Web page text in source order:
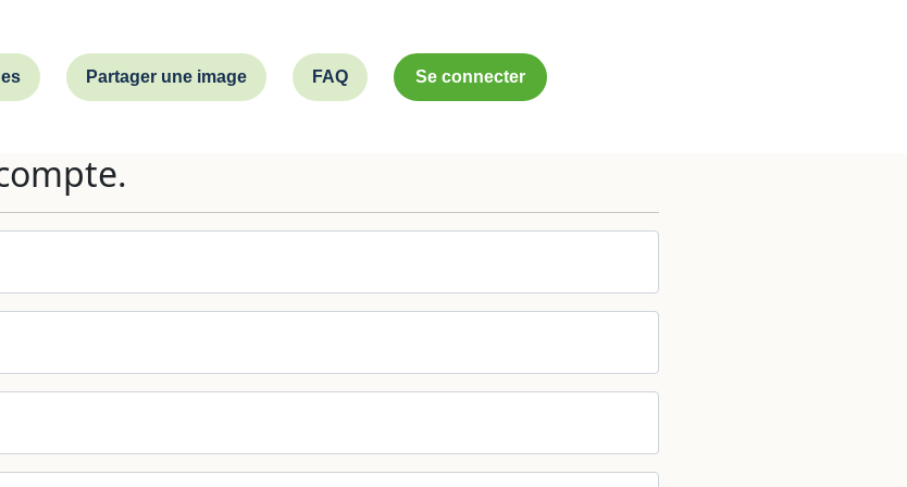
Partager une image FAQ Se connecter